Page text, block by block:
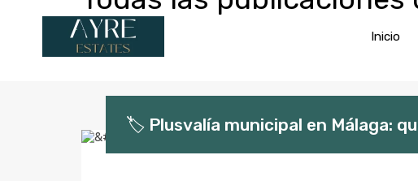
Inicio
🏷️ Plusvalía municipal en Málaga: